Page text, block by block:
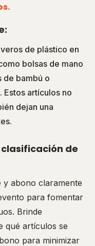
de plástico en
bolsas de mano
de bambú o
Estos artículos no
dejan una
de
y abono claramente
para fomentar
Brinde
qué artículos se
para minimizar